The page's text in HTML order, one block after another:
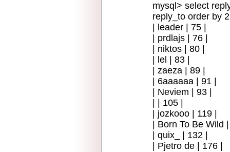
mysql> select
reply_to order by
| leader | 75 |
| prdlajs | 76 |
| niktos | 80 |
| lel | 83 |
| zaeza | 89 |
| 6aaaaaa | 91 |
| Neviem | 93 |
| | 105 |
| jozkooo | 119 |
| Born To Be Wild
| quix_ | 132 |
| Pjetro de | 176 |